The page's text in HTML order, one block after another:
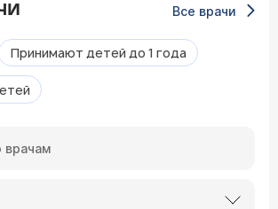
Все врачи
Принимают детей до 1 года